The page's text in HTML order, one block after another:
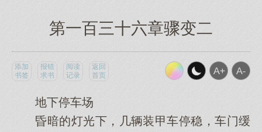
第一百三十六章骤变二
添加
书签
报错
求书
阅读
记录
返回
首页
地下停车场
昏暗的灯光下，几辆装甲车停稳，车门缓